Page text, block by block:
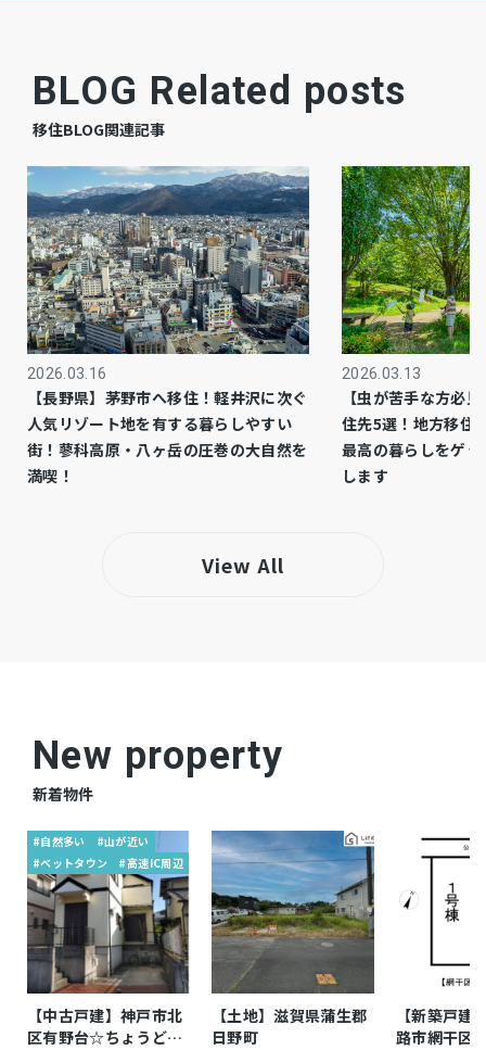
下水道 公共
都市計画 市街化区域
用途地域 1種低層
設備・条件
側溝、システムキッチン、シャンプードレッサ
ー、洗浄便座、駐車場２台分、床下収納、トイ
レ２箇所、角部屋、カーポート、広い庭、角
地、Ｓ×Ｌ（小堀住研）施工、2026年1月リフ
ォーム実施
備考
※建ぺい率は角地緩和にて10％緩和 【リフォ
新調、トイレ新調、１階床フロアタイル上貼、
取引態様 仲介
BLOG Related posts
移住BLOG関連記事
2026.03.16
【長野県】茅野市へ移住！軽井沢に次ぐ
人気リゾート地を有する暮らしやすい
街！蓼科高原・八ヶ岳の圧巻の大自然を
満喫！
2026.03.13
【虫が苦手な方必
住先5選！地方移住
最高の暮らしをゲ
します
View All
New property
新着物件
#自然多い
#山が近い
#ベットタウン
#高速IC周辺
【中古戸建】神戸市北
区有野台☆ちょうどよ
【土地】滋賀県蒲生郡
日野町
【新築戸建
路市網干区